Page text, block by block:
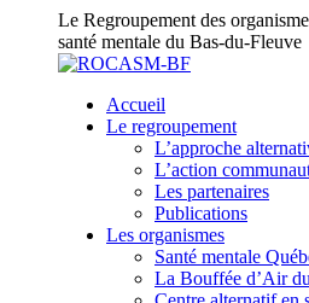
content
Le Regroupement des
santé mentale du Bas-du-Fleuve
Accueil
Le regroupement
L’approche
L’action
Les partenaires
Publications
Les organismes
Santé mentale
La Bouffée d’Air